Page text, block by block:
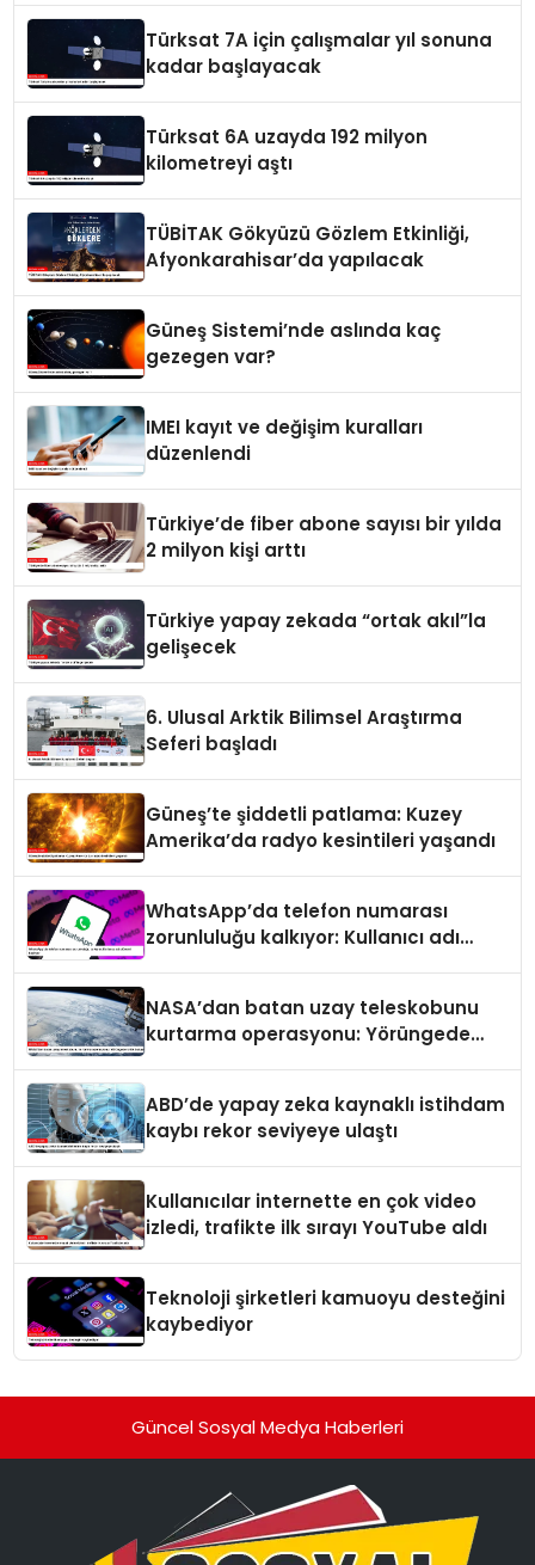
Türksat 7A için çalışmalar yıl sonuna
kadar başlayacak
Türksat 6A uzayda 192 milyon
kilometreyi aştı
TÜBİTAK Gökyüzü Gözlem Etkinliği,
Afyonkarahisar’da yapılacak
Güneş Sistemi’nde aslında kaç
gezegen var?
IMEI kayıt ve değişim kuralları
düzenlendi
Türkiye’de fiber abone sayısı bir yılda
2 milyon kişi arttı
Türkiye yapay zekada “ortak akıl”la
gelişecek
6. Ulusal Arktik Bilimsel Araştırma
Seferi başladı
Güneş’te şiddetli patlama: Kuzey
Amerika’da radyo kesintileri yaşandı
WhatsApp’da telefon numarası
zorunluluğu kalkıyor: Kullanıcı adı
NASA’dan batan uzay teleskobunu
kurtarma operasyonu: Yörüngede
ABD’de yapay zeka kaynaklı istihdam
kaybı rekor seviyeye ulaştı
Kullanıcılar internette en çok video
izledi, trafikte ilk sırayı YouTube aldı
Teknoloji şirketleri kamuoyu desteğini
kaybediyor
Güncel Sosyal Medya Haberleri